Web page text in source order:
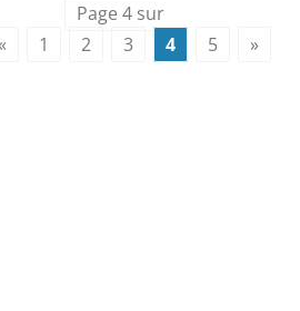
Page 4 sur
1 2 3 4 5 »